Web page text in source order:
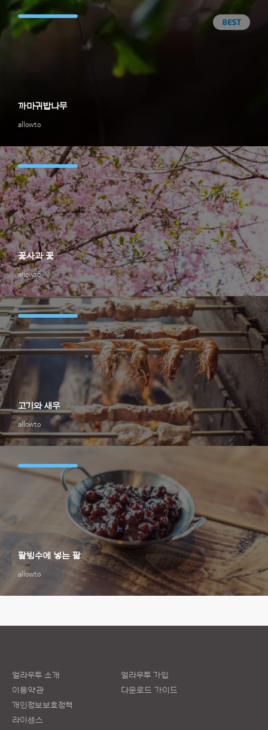
allowto
까마귀밥나무
allowto
꽃사과 꽃
allowto
고기와 새우
allowto
팥빙수에 넣는 팥
얼라우투 소개
이용약관
개인정보보호정책
라이센스
얼라우투 가입
다운로드 가이드